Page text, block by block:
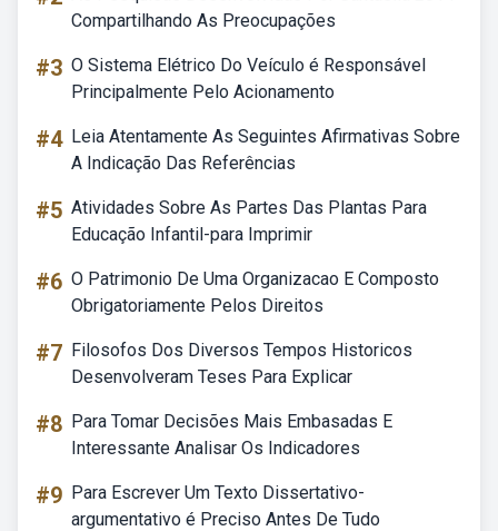
Compartilhando As Preocupações
#3 O Sistema Elétrico Do Veículo é Responsável
Principalmente Pelo Acionamento
#4 Leia Atentamente As Seguintes Afirmativas Sobre
A Indicação Das Referências
#5 Atividades Sobre As Partes Das Plantas Para
Educação Infantil-para Imprimir
#6 O Patrimonio De Uma Organizacao E Composto
Obrigatoriamente Pelos Direitos
#7 Filosofos Dos Diversos Tempos Historicos
Desenvolveram Teses Para Explicar
#8 Para Tomar Decisões Mais Embasadas E
Interessante Analisar Os Indicadores
#9 Para Escrever Um Texto Dissertativo-
argumentativo é Preciso Antes De Tudo